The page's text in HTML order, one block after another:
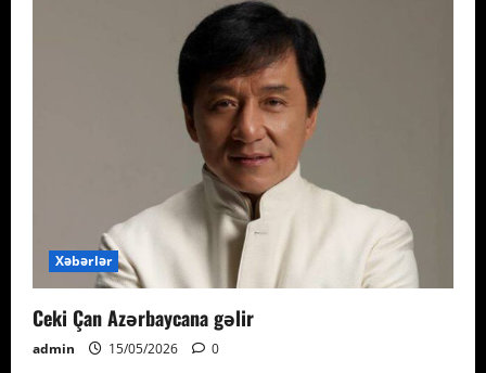
Xəbərlər
Ceki Çan Azərbaycana gəlir
admin 15/05/2026 0